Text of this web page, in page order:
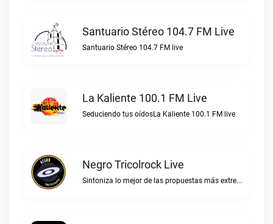
Santuario Stéreo 104.7 FM Live
Santuario Stéreo 104.7 FM live
La Kaliente 100.1 FM Live
Seduciendo tus oídosLa Kaliente 100.1 FM live
Negro Tricolrock Live
Sintoniza lo mejor de las propuestas más extremas y virtuosas del metal colombianoNegro Tricolrock live